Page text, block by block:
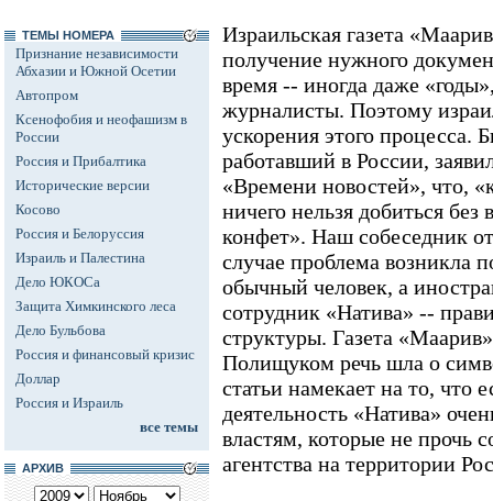
ТЕМЫ НОМЕРА
Признание независимости
Абхазии и Южной Осетии
Автопром
Ксенофобия и неофашизм в
России
Россия и Прибалтика
Исторические версии
Косово
Россия и Белоруссия
Израиль и Палестина
Дело ЮКОСа
Защита Химкинского леса
Дело Бульбова
Россия и финансовый кризис
Доллар
Россия и Израиль
все темы
АРХИВ
Израильская газета
получение нужного
время -- иногда даже
журналисты. Поэтому
ускорения этого процесса.
работавший в России,
«Времени новостей», что,
ничего нельзя добиться
конфет». Наш собеседник
случае проблема возникла
обычный человек, а
сотрудник «Натива» --
структуры. Газета
Полищуком речь шла о
статьи намекает на то, что
деятельность «Натива»
властям, которые не прочь
агентства на территории